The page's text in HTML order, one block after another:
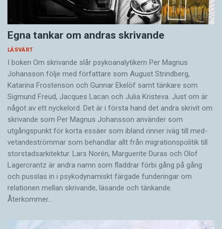
Egna tankar om andras skrivande
LÄSVÄRT
I boken Om skrivande slår psykoanalytikern Per Magnus
Johansson följe med författare som August Strindberg,
Katarina Frostenson och Gunnar Ekelöf samt tänkare som
Sigmund Freud, Jacques Lacan och Julia Kristeva. Just om är
något av ett nyckelord. Det är i första hand det andra skrivit om
skrivande som Per Magnus Johansson använder som
utgångspunkt för korta essäer som ibland rinner iväg till med­
vetandeströmmar som behandlar allt från migrationspolitik till
storstadsarkitektur. Lars Norén, Marguerite Duras och Olof
Lagercrantz är andra namn som fladdrar förbi gång på gång
och pusslas in i psykodynamiskt färgade funderingar om
relationen mellan skrivande, läsande och tänkande.
Återkommer…